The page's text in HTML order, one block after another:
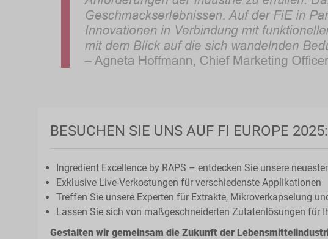
BESUCHEN SIE UNS AUF FI EUROPE 2025:
Ingredient Excellence by RAPS – entdecken Sie unsere
Exklusive Live-Verkostungen für verschiedenste Applikationen
Treffen Sie unsere Experten für Extrakte, Mikroverkapselung
Lassen Sie sich von maßgeschneiderten Zutatenlösungen für
Gestalten wir gemeinsam die Zukunft der